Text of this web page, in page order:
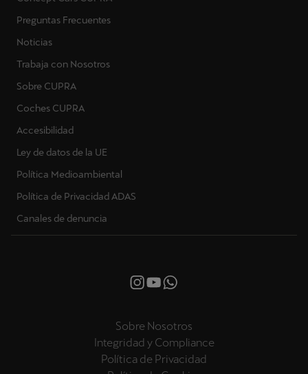
Preguntas Frecuentes
Noticias
Trabaja con Nosotros
Sobre CUPRA
Coches CUPRA
Accesibilidad
Ley de datos de la UE
Política Medioambiental
Política de Privacidad ADAS
Canales de denuncia
Sobre Nosotros
Integridad y Compliance
Política de Privacidad